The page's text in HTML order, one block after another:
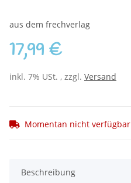
aus dem frechverlag
17,99 €
inkl. 7% USt. , zzgl. Versand
Momentan nicht verfügbar
Beschreibung